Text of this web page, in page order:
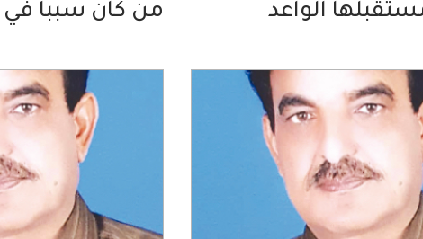
من كان سبباً في